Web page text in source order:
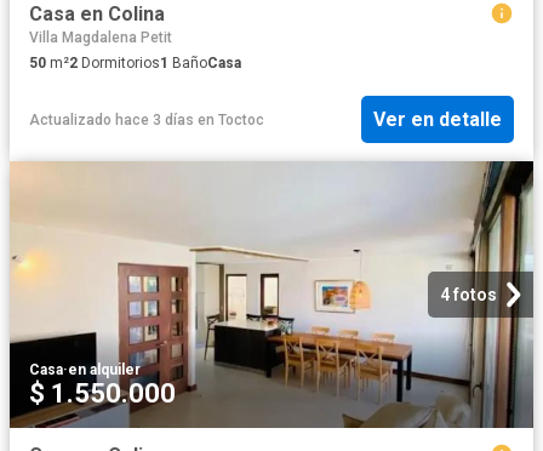
Casa en Colina
Villa Magdalena Petit
50 m²2 Dormitorios1 BañoCasa
Actualizado hace 3 días en Toctoc Ver en detalle
4 fotos
Casa·en alquiler
$ 1.550.000